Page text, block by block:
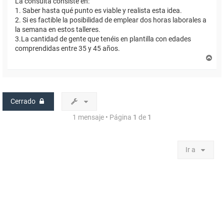
1. Saber hasta qué punto es viable y realista esta idea.
2. Si es factible la posibilidad de emplear dos horas laborales a
la semana en estos talleres.
3.La cantidad de gente que tenéis en plantilla con edades
comprendidas entre 35 y 45 años.
Cerrado
1 mensaje • Página 1 de 1
Ir a